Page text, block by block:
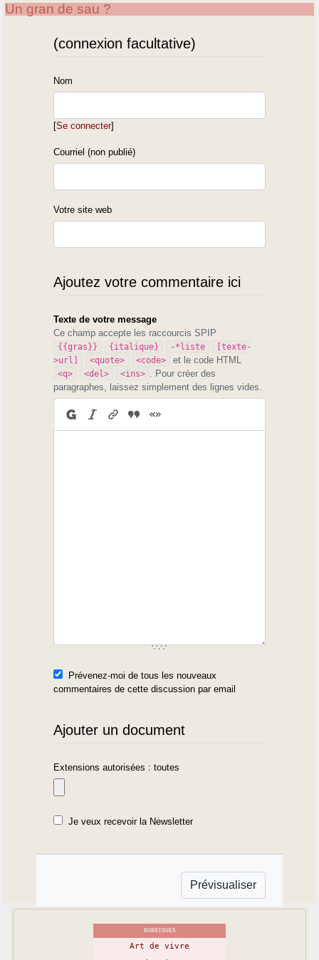
Un gran de sau ?
(connexion facultative)
Nom
[Se connecter]
Courriel (non publié)
Votre site web
Ajoutez votre commentaire ici
Texte de votre message
Ce champ accepte les raccourcis SPIP
{{gras}} {italique} -*liste
[texte-
>url]
<quote> <code> et le code HTML
<q> <del> <ins>
. Pour créer des
paragraphes, laissez simplement des lignes vides.
Prévenez-moi de tous les nouveaux
commentaires de cette discussion par email
Ajouter un document
Extensions autorisées : toutes
Je veux recevoir la Newsletter
RUBRIQUES
Art de vivre